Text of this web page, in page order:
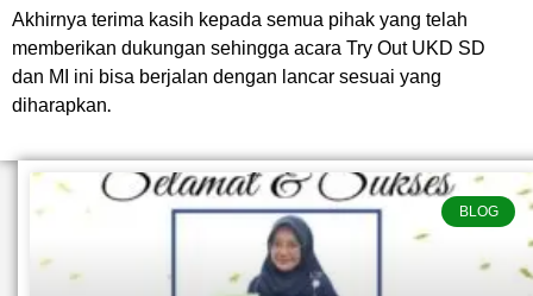
Akhirnya terima kasih kepada semua pihak yang telah
memberikan dukungan sehingga acara Try Out UKD SD
dan MI ini bisa berjalan dengan lancar sesuai yang
diharapkan.
BLOG